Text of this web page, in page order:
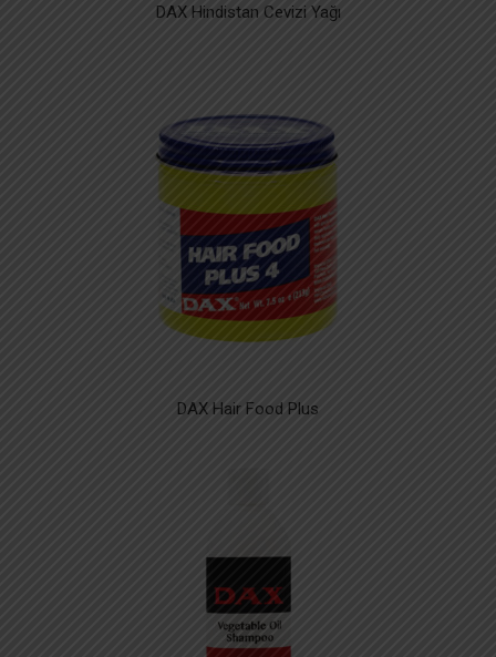
DAX Hindistan Cevizi Yağı
DAX Hair Food Plus